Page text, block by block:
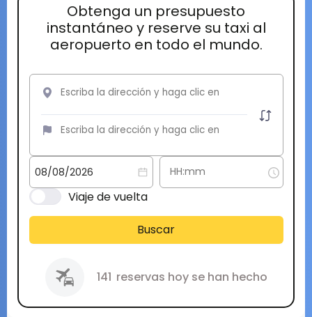
Obtenga un presupuesto
instantáneo y reserve su taxi al
aeropuerto en todo el mundo.
Viaje de vuelta
Buscar
141 reservas hoy se han hecho